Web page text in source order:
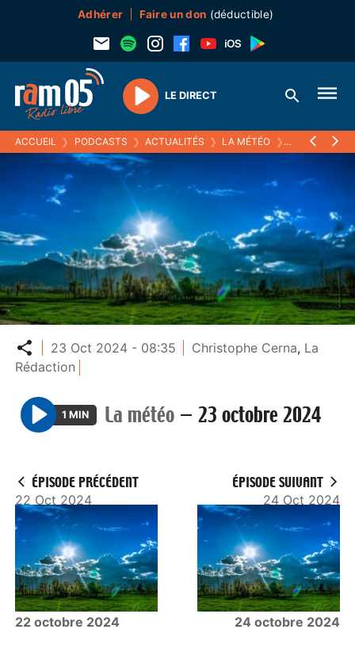
Adhérer Faire un don (déductible)
Play
LE DIRECT
ACCUEIL ❯ PODCASTS ❯ ACTUALITÉS ❯ LA MÉTÉO ❯ 23 OCTOBRE
Partager
23 Oct 2024 - 08:35 Christophe Cerna, La
Rédaction
P
y
1 MIN La météo — 23 octobre 2024
ÉPISODE PRÉCÉDENT
22 Oct 2024
22 octobre 2024
ÉPISODE SUIVANT
24 Oct 2024
24 octobre 2024